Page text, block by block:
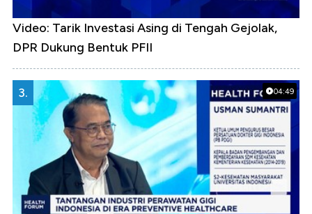
Video: Tarik Investasi Asing di Tengah Gejolak,
DPR Dukung Bentuk PFII
04:49
3.